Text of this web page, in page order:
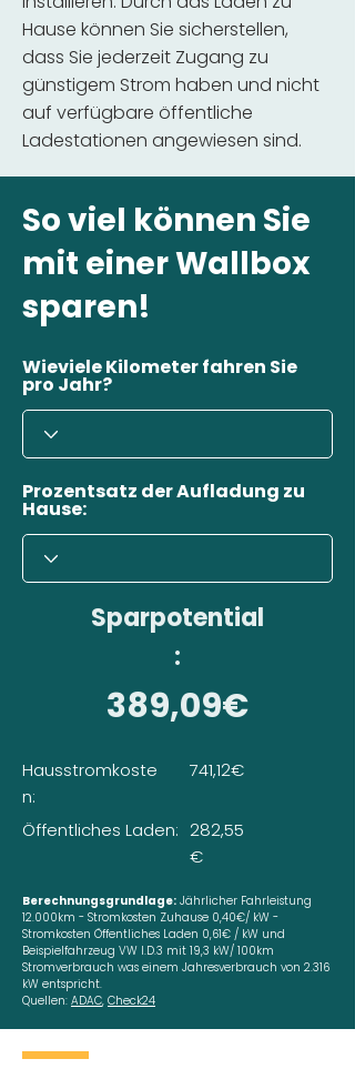
Hause können Sie sicherstellen,
dass Sie jederzeit Zugang zu
günstigem Strom haben und nicht
auf verfügbare öffentliche
Ladestationen angewiesen sind.
So viel können Sie
mit einer Wallbox
sparen!
Wieviele Kilometer fahren Sie
pro Jahr?
Prozentsatz der Aufladung zu
Hause:
Sparpotential
:
389,09€
Hausstromkoste
n:
Öffentliches Laden:
741,12€
282,55
€
Berechnungsgrundlage: Jährlicher Fahrleistung
12.000km - Stromkosten Zuhause 0,40€/ kW -
Stromkosten Öffentliches Laden 0,61€ / kW und
Beispielfahrzeug VW I.D.3 mit 19,3 kW/ 100km
Stromverbrauch was einem Jahresverbrauch von 2.316
kW entspricht.
Quellen: ADAC, Check24